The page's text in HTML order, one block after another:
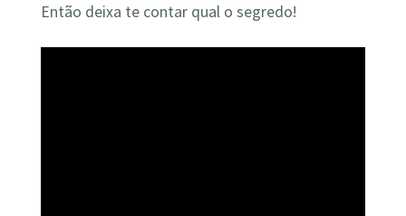
Então deixa te contar qual o segredo!